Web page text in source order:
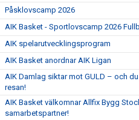
Påsklovscamp 2026
AIK Basket - Sportlovscamp 2026
AIK spelarutvecklingsprogram
AIK Basket anordnar AIK Ligan
AIK Damlag siktar mot GULD – och
resan!
AIK Basket välkomnar Allfix Bygg
samarbetspartner!